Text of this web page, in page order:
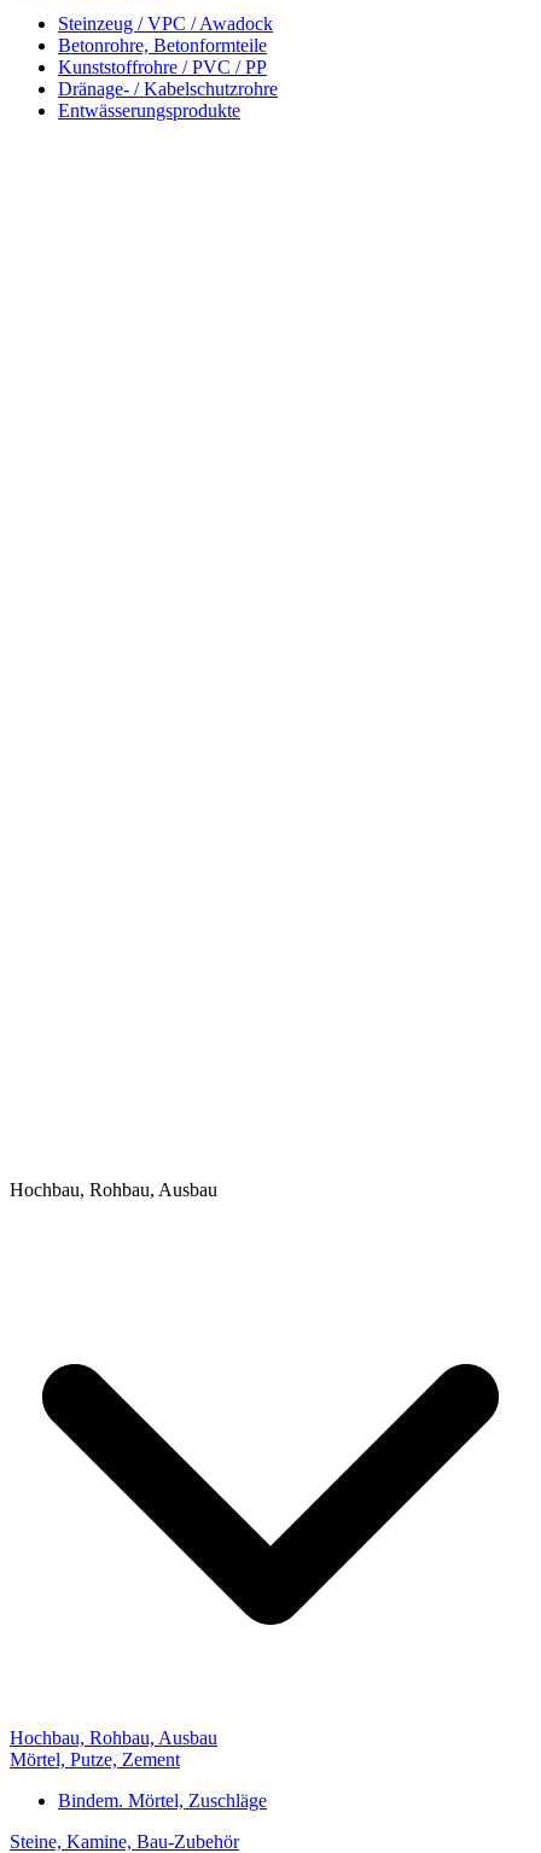
Steinzeug / VPC / Awadock
Betonrohre, Betonformteile
Kunststoffrohre / PVC / PP
Dränage- / Kabelschutzrohre
Entwässerungsprodukte
Hochbau, Rohbau, Ausbau
Hochbau, Rohbau, Ausbau
Mörtel, Putze, Zement
Bindem. Mörtel, Zuschläge
Steine, Kamine, Bau-Zubehör